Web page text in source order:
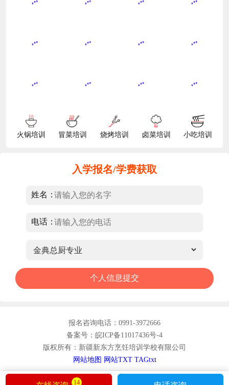
火锅培训 冒菜培训 烧烤培训 卤菜培训 小吃培训
入学报名/学费获取
姓名：
电话：
报名咨询电话：0991-3972666
备案号：皖ICP备11017436号-4
版权所有：新疆新东方烹饪培训学校有限公司
网站地图 网站TXT TAGtxt
14